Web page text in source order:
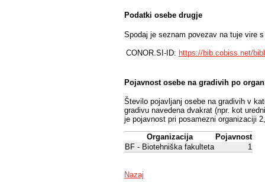
Podatki osebe drugje
Spodaj je seznam povezav na tuje vire
CONOR.SI-ID: https://bib.cobiss.net/
Pojavnost osebe na gradivih po
Število pojavljanj osebe na gradivih v
gradivu navedena dvakrat (npr. kot
je pojavnost pri posamezni organizaciji
Organizacija
Pojavnost
BF - Biotehniška fakulteta
1
Nazaj